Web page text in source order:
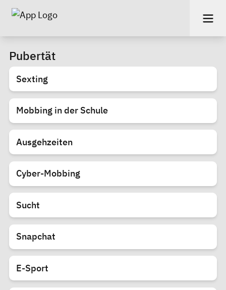
Pubertät
Sexting
Mobbing in der Schule
Ausgehzeiten
Cyber-Mobbing
Sucht
Snapchat
E-Sport